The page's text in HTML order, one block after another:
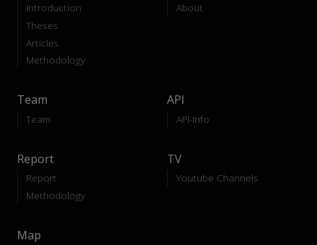
Introduction
Theses
Articles
Methodology
About
Team
Team
API
API-Info
Report
Report
Methodology
TV
Youtube Channels
Map